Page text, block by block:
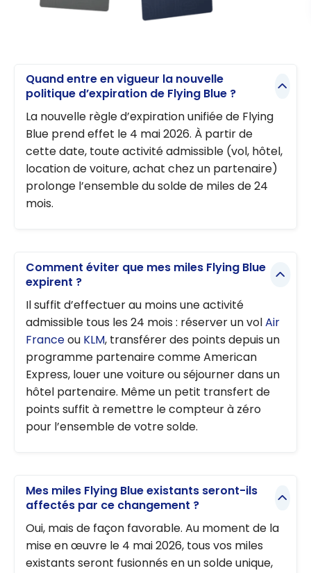
Quand entre en vigueur la nouvelle
politique d’expiration de Flying Blue ?
La nouvelle règle d’expiration unifiée de Flying
Blue prend effet le 4 mai 2026. À partir de
cette date, toute activité admissible (vol, hôtel,
location de voiture, achat chez un partenaire)
prolonge l’ensemble du solde de miles de 24
mois.
Comment éviter que mes miles Flying Blue
expirent ?
Il suffit d’effectuer au moins une activité
admissible tous les 24 mois : réserver un volAir
Franceou KLM, transférer des points depuis un
programme partenaire comme American
Express, louer une voiture ou séjourner dans un
hôtel partenaire. Même un petit transfert de
points suffit à remettre le compteur à zéro
pour l’ensemble de votre solde.
Mes miles Flying Blue existants seront-ils
affectés par ce changement ?
Oui, mais de façon favorable. Au moment de la
mise en œuvre le 4 mai 2026, tous vos miles
existants seront fusionnés en un solde unique,